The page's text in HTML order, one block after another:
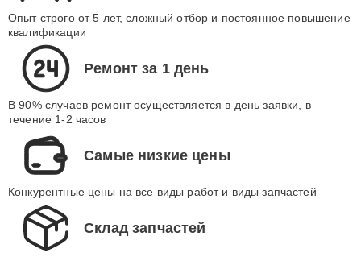
Опыт строго от 5 лет, сложный отбор и постоянное повышение
квалификации
Ремонт за 1 день
В 90% случаев ремонт осуществляется в день заявки, в
течение 1-2 часов
Самые низкие цены
Конкурентные цены на все виды работ и виды запчастей
Склад запчастей